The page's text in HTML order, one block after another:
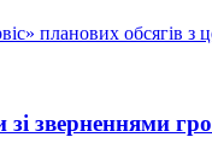
обсягів з
зверненнями